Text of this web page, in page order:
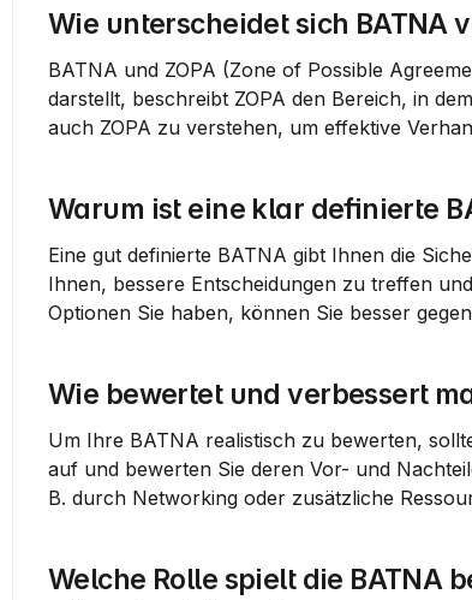
Wie unterscheidet sich BATNA
BATNA und ZOPA (Zone of Possible
darstellt, beschreibt ZOPA den Bereich, in
auch ZOPA zu verstehen, um effektive
Warum ist eine klar definierte
Eine gut definierte BATNA gibt Ihnen die
Ihnen, bessere Entscheidungen zu treffen
Optionen Sie haben, können Sie besser
Wie bewertet und verbessert
Um Ihre BATNA realistisch zu bewerten,
auf und bewerten Sie deren Vor- und
B. durch Networking oder zusätzliche
Welche Rolle spielt die BATNA